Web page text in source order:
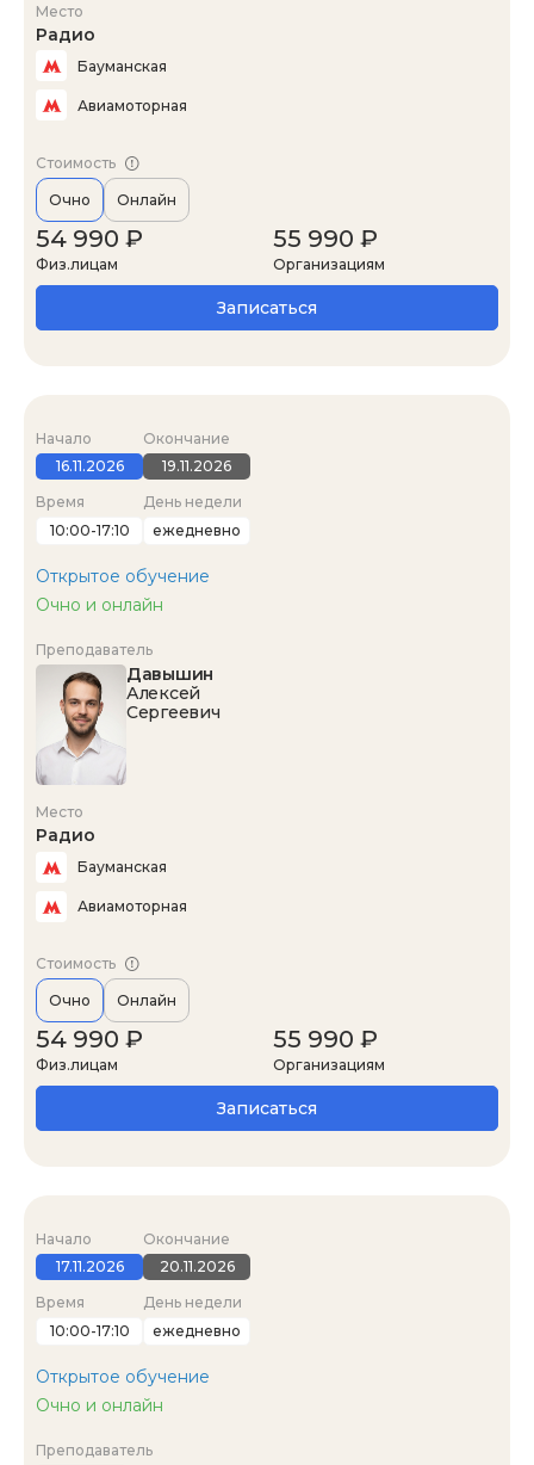
Место
Радио
Бауманская
Авиамоторная
Стоимость
Очно Онлайн
54 990 ₽
Физ.лицам
55 990 ₽
Организациям
Записаться
Начало
16.11.2026
Окончание
19.11.2026
Время
10:00-17:10
День недели
ежедневно
Открытое обучение
Очно и онлайн
Преподаватель
Давышин
Алексей
Сергеевич
Место
Радио
Бауманская
Авиамоторная
Стоимость
Очно Онлайн
54 990 ₽
Физ.лицам
55 990 ₽
Организациям
Записаться
Начало
17.11.2026
Окончание
20.11.2026
Время
10:00-17:10
День недели
ежедневно
Открытое обучение
Очно и онлайн
Преподаватель